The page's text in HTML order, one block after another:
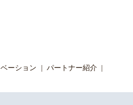
ーション パートナー紹介